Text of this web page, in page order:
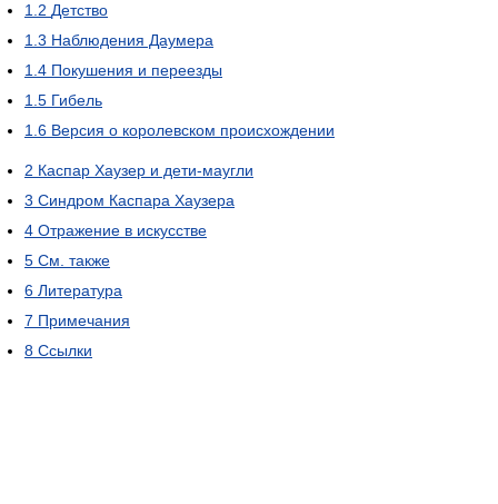
1.2 Детство
1.3 Наблюдения Даумера
1.4 Покушения и переезды
1.5 Гибель
1.6 Версия о королевском происхождении
2 Каспар Хаузер и дети-маугли
3 Синдром Каспара Хаузера
4 Отражение в искусстве
5 См. также
6 Литература
7 Примечания
8 Ссылки